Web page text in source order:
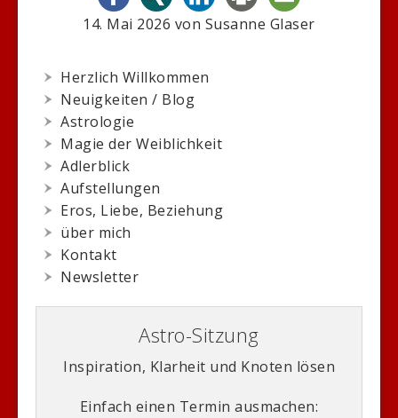
14. Mai 2026 von Susanne Glaser
Herzlich Willkommen
Neuigkeiten / Blog
Astrologie
Magie der Weiblichkeit
Adlerblick
Aufstellungen
Eros, Liebe, Beziehung
über mich
Kontakt
Newsletter
Astro-Sitzung
Inspiration, Klarheit und Knoten lösen
Einfach einen Termin ausmachen: